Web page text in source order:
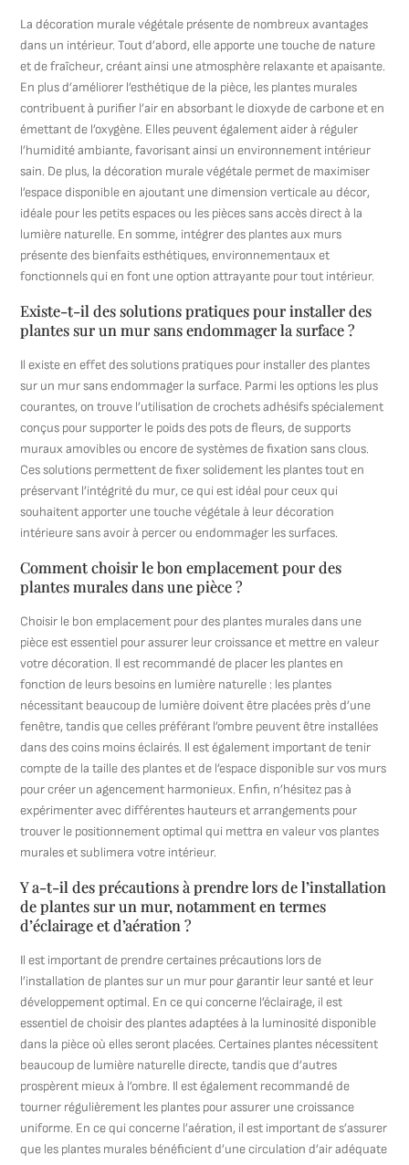
La décoration murale végétale présente de nombreux avantages
dans un intérieur. Tout d’abord, elle apporte une touche de nature
et de fraîcheur, créant ainsi une atmosphère relaxante et apaisante.
En plus d’améliorer l’esthétique de la pièce, les plantes murales
contribuent à purifier l’air en absorbant le dioxyde de carbone et en
émettant de l’oxygène. Elles peuvent également aider à réguler
l’humidité ambiante, favorisant ainsi un environnement intérieur
sain. De plus, la décoration murale végétale permet de maximiser
l’espace disponible en ajoutant une dimension verticale au décor,
idéale pour les petits espaces ou les pièces sans accès direct à la
lumière naturelle. En somme, intégrer des plantes aux murs
présente des bienfaits esthétiques, environnementaux et
fonctionnels qui en font une option attrayante pour tout intérieur.
Existe-t-il des solutions pratiques pour installer des
plantes sur un mur sans endommager la surface ?
Il existe en effet des solutions pratiques pour installer des plantes
sur un mur sans endommager la surface. Parmi les options les plus
courantes, on trouve l’utilisation de crochets adhésifs spécialement
conçus pour supporter le poids des pots de fleurs, de supports
muraux amovibles ou encore de systèmes de fixation sans clous.
Ces solutions permettent de fixer solidement les plantes tout en
préservant l’intégrité du mur, ce qui est idéal pour ceux qui
souhaitent apporter une touche végétale à leur décoration
intérieure sans avoir à percer ou endommager les surfaces.
Comment choisir le bon emplacement pour des
plantes murales dans une pièce ?
Choisir le bon emplacement pour des plantes murales dans une
pièce est essentiel pour assurer leur croissance et mettre en valeur
votre décoration. Il est recommandé de placer les plantes en
fonction de leurs besoins en lumière naturelle : les plantes
nécessitant beaucoup de lumière doivent être placées près d’une
fenêtre, tandis que celles préférant l’ombre peuvent être installées
dans des coins moins éclairés. Il est également important de tenir
compte de la taille des plantes et de l’espace disponible sur vos murs
pour créer un agencement harmonieux. Enfin, n’hésitez pas à
expérimenter avec différentes hauteurs et arrangements pour
trouver le positionnement optimal qui mettra en valeur vos plantes
murales et sublimera votre intérieur.
Y a-t-il des précautions à prendre lors de l’installation
de plantes sur un mur, notamment en termes
d’éclairage et d’aération ?
Il est important de prendre certaines précautions lors de
l’installation de plantes sur un mur pour garantir leur santé et leur
développement optimal. En ce qui concerne l’éclairage, il est
essentiel de choisir des plantes adaptées à la luminosité disponible
dans la pièce où elles seront placées. Certaines plantes nécessitent
beaucoup de lumière naturelle directe, tandis que d’autres
prospèrent mieux à l’ombre. Il est également recommandé de
tourner régulièrement les plantes pour assurer une croissance
uniforme. En ce qui concerne l’aération, il est important de s’assurer
que les plantes murales bénéficient d’une circulation d’air adéquate